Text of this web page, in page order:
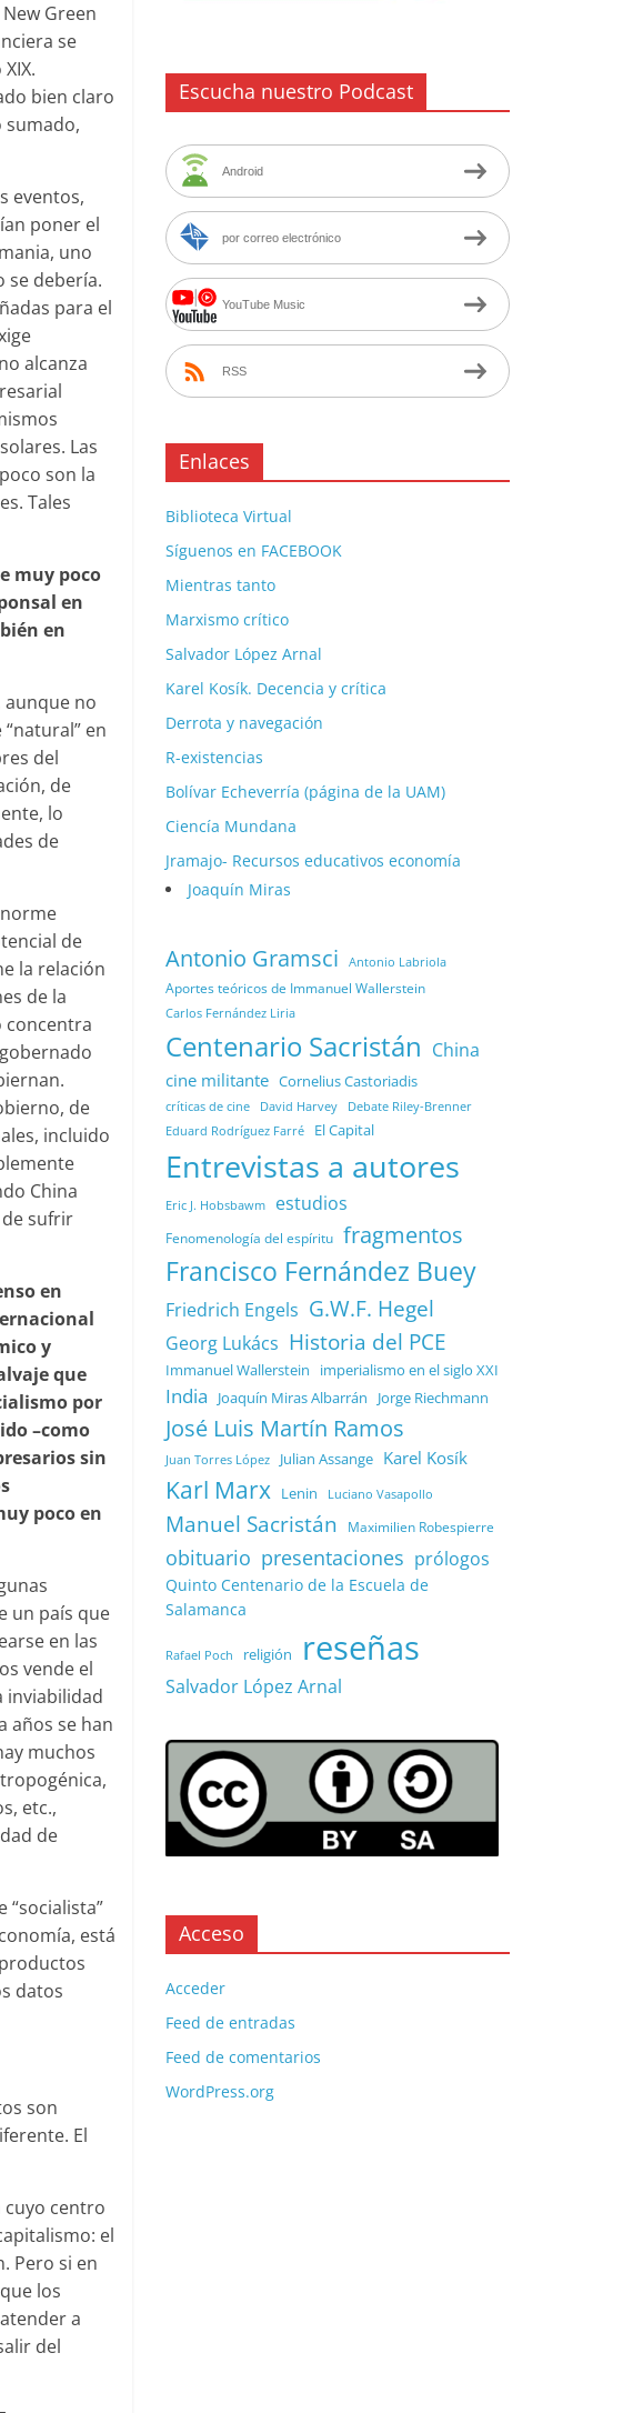
Green
se
bien claro
sumado,
eventos,
poner el
uno
se debería.
para el
alcanza
Las
son la
Tales
muy poco
en
en
aunque no
en
del
de
lo
de
de
la relación
de la
concentra
de
incluido
China
sufrir
en
y
que
por
–como
sin
poco en
un país que
en las
vende el
inviabilidad
años se han
muchos
etc.,
de
“socialista”
está
datos
son
El
cuyo centro
el
Pero si en
los
a
del
Escucha nuestro Podcast
Android
por correo electrónico
YouTube Music
RSS
Enlaces
Biblioteca Virtual
Síguenos en FACEBOOK
Mientras tanto
Marxismo crítico
Salvador López Arnal
Karel Kosík. Decencia y crítica
Derrota y navegación
R-existencias
Bolívar Echeverría (página de la UAM)
Ciencía Mundana
Jramajo- Recursos educativos economía
Joaquín Miras
Antonio Gramsci Antonio Labriola
Aportes teóricos de Immanuel Wallerstein
Carlos Fernández Liria
Centenario Sacristán China
cine militante Cornelius Castoriadis
críticas de cine David Harvey Debate Riley-Brenner
Eduard Rodríguez Farré El Capital
Entrevistas a autores
Eric J. Hobsbawm estudios
Fenomenología del espíritu fragmentos
Francisco Fernández Buey
Friedrich Engels G.W.F. Hegel
Georg Lukács Historia del PCE
Immanuel Wallerstein imperialismo en el siglo XXI
India Joaquín Miras Albarrán Jorge Riechmann
José Luis Martín Ramos
Juan Torres López Julian Assange Karel Kosík
Karl Marx Lenin Luciano Vasapollo
Manuel Sacristán Maximilien Robespierre
obituario presentaciones prólogos
Quinto Centenario de la Escuela de
Salamanca
Rafael Poch religión reseñas
Salvador López Arnal
Acceso
Acceder
Feed de entradas
Feed de comentarios
WordPress.org